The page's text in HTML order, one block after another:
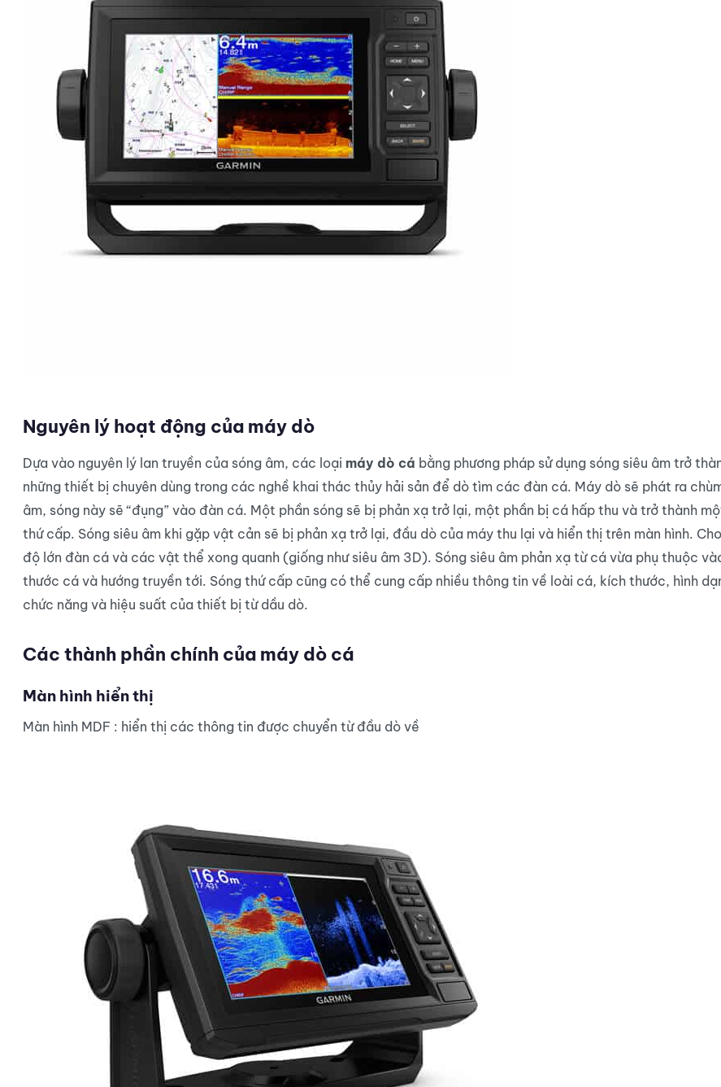
Nguyên lý hoạt động của máy dò
Dựa vào nguyên lý lan truyền của sóng âm, các loại máy dò cá bằng phương pháp sử dụng sóng siêu âm trở
những thiết bị chuyên dùng trong các nghề khai thác thủy hải sản để dò tìm các đàn cá. Máy dò sẽ phát ra
âm, sóng này sẽ “đụng” vào đàn cá. Một phần sóng sẽ bị phản xạ trở lại, một phần bị cá hấp thu và trở thành
thứ cấp. Sóng siêu âm khi gặp vật cản sẽ bị phản xạ trở lại, đầu dò của máy thu lại và hiển thị trên màn hình.
độ lớn đàn cá và các vật thể xong quanh (giống như siêu âm 3D). Sóng siêu âm phản xạ từ cá vừa phụ thuộc
thước cá và hướng truyền tới. Sóng thứ cấp cũng có thể cung cấp nhiều thông tin về loài cá, kích thước, hình
chức năng và hiệu suất của thiết bị từ dầu dò.
Các thành phần chính của máy dò cá
Màn hình hiển thị
Màn hình MDF : hiển thị các thông tin được chuyển từ đầu dò về